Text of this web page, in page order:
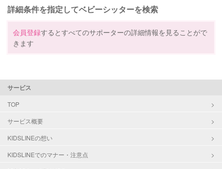
詳細条件を指定してベビーシッターを検索
会員登録するとすべてのサポーターの詳細情報を見ることがで
きます
サービス
TOP
サービス概要
KIDSLINEの想い
KIDSLINEでのマナー・注意点